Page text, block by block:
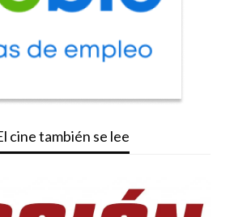
cine también se lee